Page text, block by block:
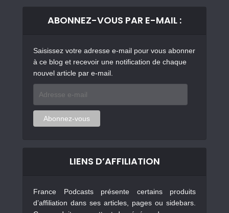
ABONNEZ-VOUS PAR E-MAIL :
Saisissez votre adresse e-mail pour vous abonner
à ce blog et recevoir une notification de chaque
nouvel article par e-mail.
mail
Abonnez-vous
LIENS D’AFFILIATION
France Podcasts présente certains produits
d’affiliation dans ses articles, pages ou sidebars.